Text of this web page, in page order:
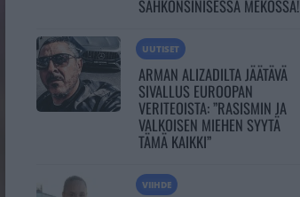
SÄHKÖNSINISESSÄ MEKOSSA!
UUTISET
ARMAN ALIZADILTA JÄÄTÄVÄ
SIVALLUS EUROOPAN
VERITEOISTA: ”RASISMIN JA
VALKOISEN MIEHEN SYYTÄ
TÄMÄ KAIKKI”
VIIHDE